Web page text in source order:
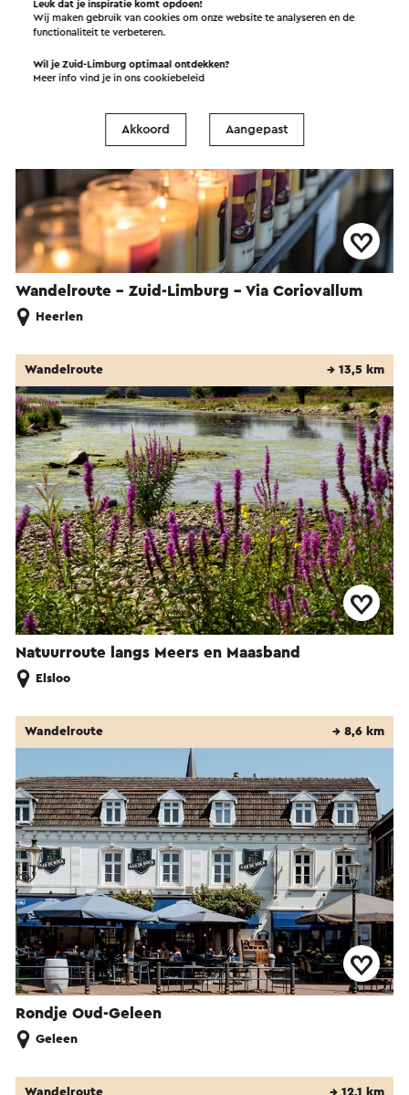
Wandelroute - Zuid-Limburg - Via Coriovallum
Wandelroute
Heerlen
Natuurroute langs Meers en Maasband
Wandelroute → 13,5 km
Elsloo
Rondje Oud-Geleen
Wandelroute → 8,6 km
Geleen
Wandelroute → 12,1 km
Leuk dat je inspiratie komt opdoen!
Wij maken gebruik van cookies om onze website te analyseren en de
functionaliteit te verbeteren.
Wil je Zuid-Limburg optimaal ontdekken?
Meer info vind je in onscookiebeleid
Akkoord Aangepast